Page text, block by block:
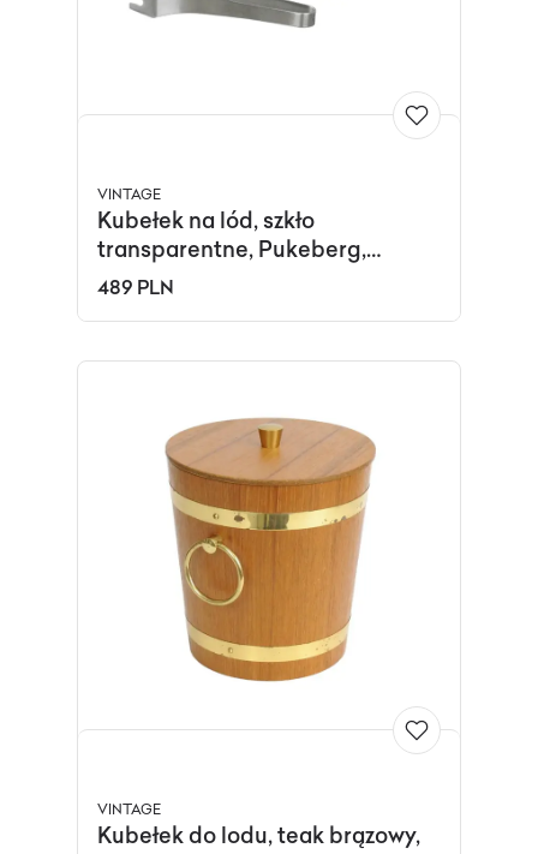
VINTAGE
Kubełek na lód, szkło
transparentne, Pukeberg,
Szwecja, lata 70.
489 PLN
VINTAGE
Kubełek do lodu, teak brązowy,